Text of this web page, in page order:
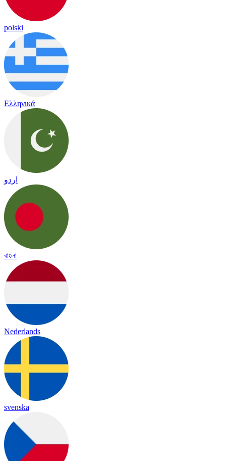
polski
Ελληνικά
اردو
বাংলা
Nederlands
svenska